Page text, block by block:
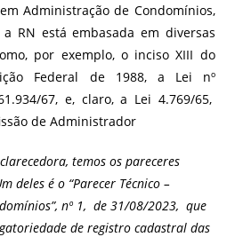
Administração de Condomínios,
a RN está embasada em diversas
por exemplo, o inciso XIII do
Federal de 1988, a Lei nº
67, e, claro, a Lei 4.769/65,
de Administrador
temos os pareceres
deles é o “Parecer Técnico –
nº 1, de 31/08/2023, que
de registro cadastral das